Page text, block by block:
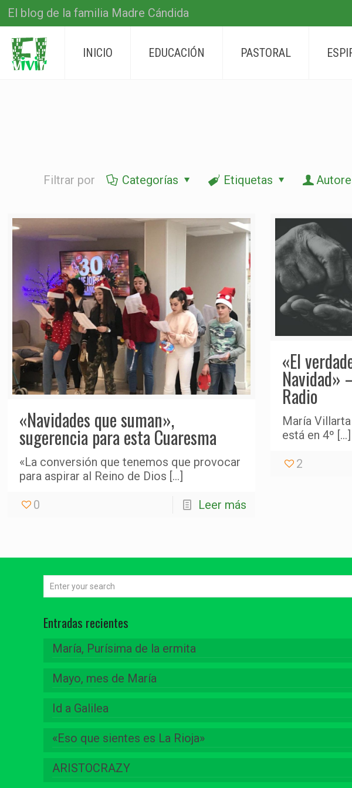
El blog de la familia Madre Cándida
INICIO EDUCACIÓN PASTORAL
Filtrar por Categorías Etiquetas
«Navidades que suman»,
sugerencia para esta Cuaresma
«La conversión que tenemos que provocar
para aspirar al Reino de Dios […]
0 Leer más
«El
Navidad»
Radio
María
está en 4º […]
2
Entradas recientes
María, Purísima de la ermita
Mayo, mes de María
Id a Galilea
«Eso que sientes es La Rioja»
ARISTOCRAZY